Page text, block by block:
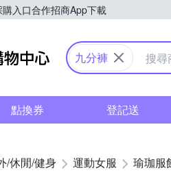
入口合作招商App下載
Yahoo購物中心
九分褲
點換券 登記送
/休閒/健身 運動女服 瑜珈服